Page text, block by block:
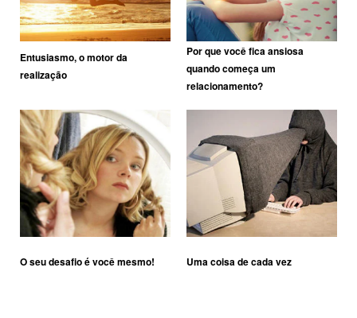
Entusiasmo, o motor da
realização
Por que você fica ansiosa
quando começa um
relacionamento?
O seu desafio é você mesmo! Uma coisa de cada vez